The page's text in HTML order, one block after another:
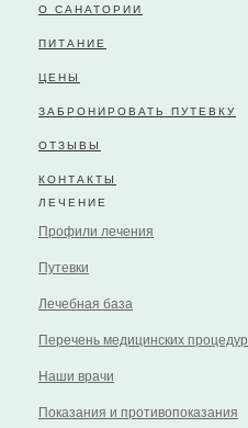
О САНАТОРИИ
ПИТАНИЕ
ЦЕНЫ
ЗАБРОНИРОВАТЬ ПУТЕВКУ
ОТЗЫВЫ
КОНТАКТЫ
ЛЕЧЕНИЕ
Профили лечения
Путевки
Лечебная база
Перечень медицинских процедур
Наши врачи
Показания и противопоказания